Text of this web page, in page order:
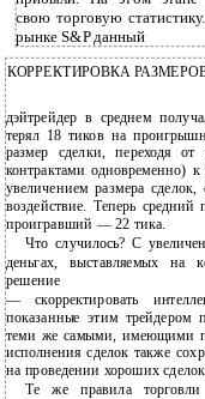
свою торговую
рынке S&P данный
КОРРЕКТИРОВКА
дэйтрейдер в среднем
терял 18 тиков на
размер сделки, переходя
контрактами одновременно)
увеличением размера сделок,
воздействие. Теперь средний
проигравший — 22 тика.
Что случилось? С
деньгах, выставляемых на
решение
— скорректировать
показанные этим трейдером
теми же самыми, имеющими
исполнения сделок также
на проведении хороших
Те же правила